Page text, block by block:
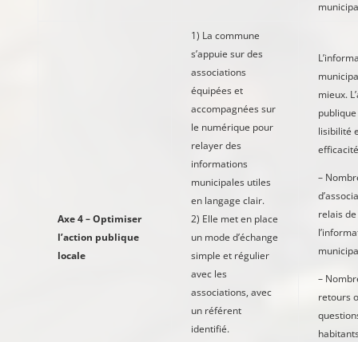
Axe 4 – Optimiser
l’action publique
locale
1) La commune
s’appuie sur des
associations
équipées et
accompagnées sur
le numérique pour
relayer des
informations
municipales utiles
en langage clair.
2) Elle met en place
un mode d’échange
simple et régulier
avec les
associations, avec
un référent
identifié.
mieux.
lisibilité
–
relais de
–
retours